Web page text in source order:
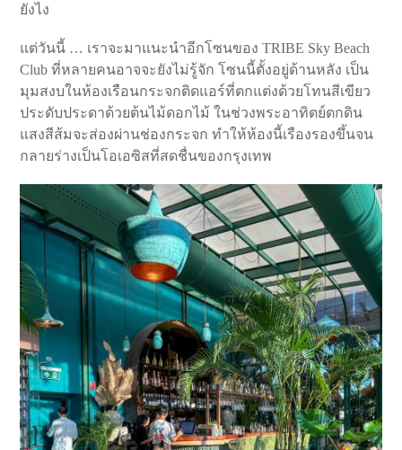
ยังไง
แต่วันนี้ … เราจะมาแนะนำอีกโซนของ TRIBE Sky Beach
Club ที่หลายคนอาจจะยังไม่รู้จัก โซนนี้ตั้งอยู่ด้านหลัง เป็น
มุมสงบในห้องเรือนกระจกติดแอร์ที่ตกแต่งด้วยโทนสีเขียว
ประดับประดาด้วยต้นไม้ดอกไม้ ในช่วงพระอาทิตย์ตกดิน
แสงสีส้มจะส่องผ่านช่องกระจก ทำให้ห้องนี้เรืองรองขึ้นจน
กลายร่างเป็นโอเอซิสที่สดชื่นของกรุงเทพ